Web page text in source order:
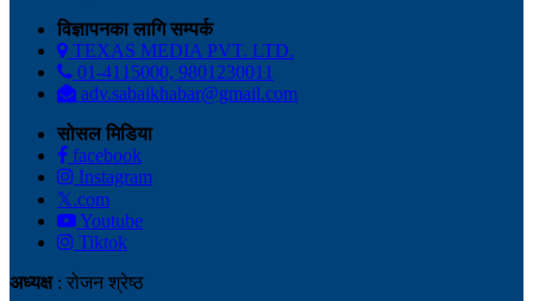
विज्ञापनका लागि सम्पर्क
TEXAS MEDIA PVT. LTD.
01-4115000, 9801230011
adv.sabaikhabar@gmail.com
सोसल मिडिया
facebook
Instagram
𝕏.com
Youtube
Tiktok
अध्यक्ष: रोजन श्रेष्ठ